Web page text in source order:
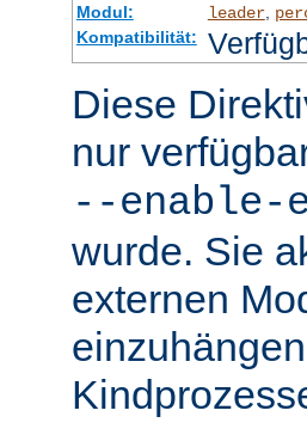
Modul: leader,
Kompatibilität:
Diese
nur
--enable-
wurde. Sie
externen